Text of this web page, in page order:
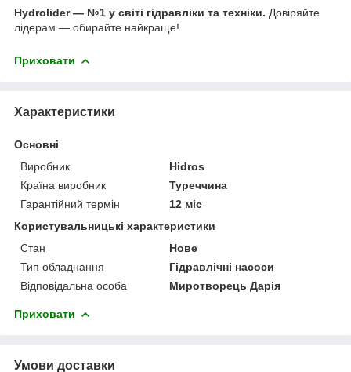
Hydrolider — №1 у світі гідравліки та техніки. Довіряйте
лідерам — обирайте найкраще!
Приховати
Характеристики
Основні
Виробник
Hidros
Країна виробник
Туреччина
Гарантійний термін
12 міс
Користувальницькі характеристики
Стан
Нове
Тип обладнання
Гідравлічні насоси
Відповідальна особа
Миротворець Дарія
Приховати
Умови доставки